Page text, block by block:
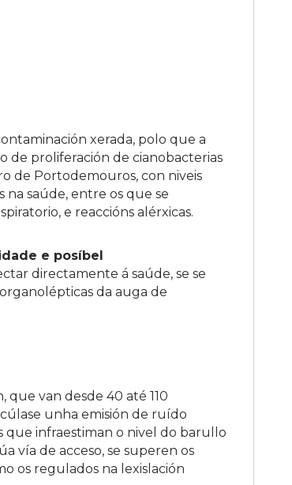
xerada, polo que a
de proliferación de cianobacterias
de Portodemouros, con niveis
na saúde, entre os que se
e reaccións alérxicas.
e posíbel
directamente á saúde, se se
da auga de
van desde 40 até 110
unha emisión de ruído
que infraestiman o nivel do barullo
vía de acceso, se superen os
os regulados na lexislación